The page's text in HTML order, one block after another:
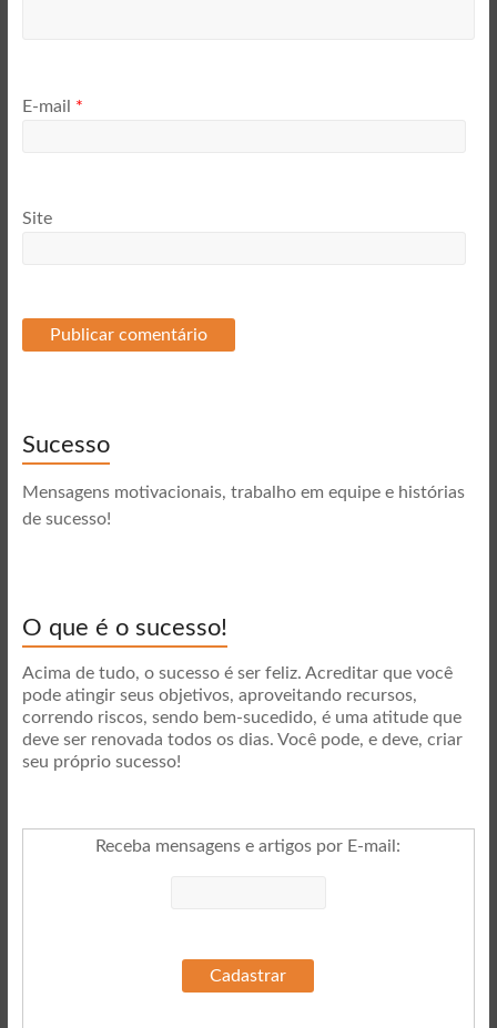
E-mail *
Site
Sucesso
Mensagens motivacionais, trabalho em equipe e histórias
de sucesso!
O que é o sucesso!
Acima de tudo, o sucesso é ser feliz. Acreditar que você
pode atingir seus objetivos, aproveitando recursos,
correndo riscos, sendo bem-sucedido, é uma atitude que
deve ser renovada todos os dias. Você pode, e deve, criar
seu próprio sucesso!
Receba mensagens e artigos por E-mail :